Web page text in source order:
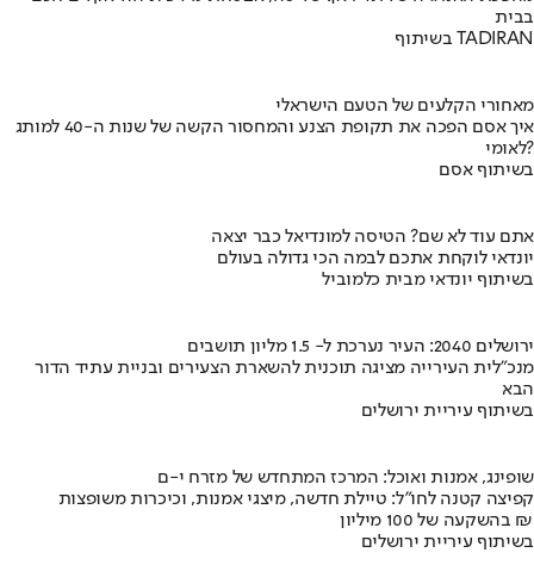
בבית
בשיתוף TADIRAN
מאחורי הקלעים של הטעם הישראלי
איך אסם הפכה את תקופת הצנע והמחסור הקשה של שנות ה-40 למותג
לאומי?
בשיתוף אסם
אתם עוד לא שם? הטיסה למונדיאל כבר יצאה
יונדאי לוקחת אתכם לבמה הכי גדולה בעולם
בשיתוף יונדאי מבית כלמוביל
ירושלים 2040: העיר נערכת ל- 1.5 מליון תושבים
מנכ"לית העירייה מציגה תוכנית להשארת הצעירים ובניית עתיד הדור
הבא
בשיתוף עיריית ירושלים
שופינג, אמנות ואוכל: המרכז המתחדש של מזרח י-ם
קפיצה קטנה לחו"ל: טיילת חדשה, מיצגי אמנות, וכיכרות משופצות
בהשקעה של 100 מיליון ₪
בשיתוף עיריית ירושלים